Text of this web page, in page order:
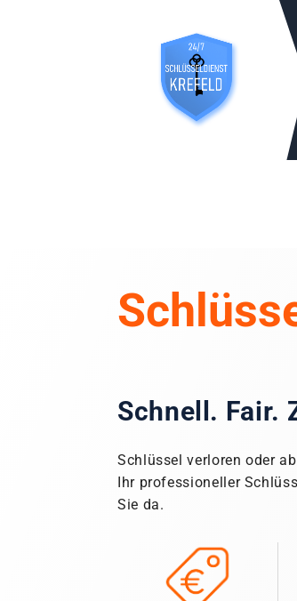
Schnell. Fair.
Schlüssel verloren oder
Ihr professioneller
Sie da.